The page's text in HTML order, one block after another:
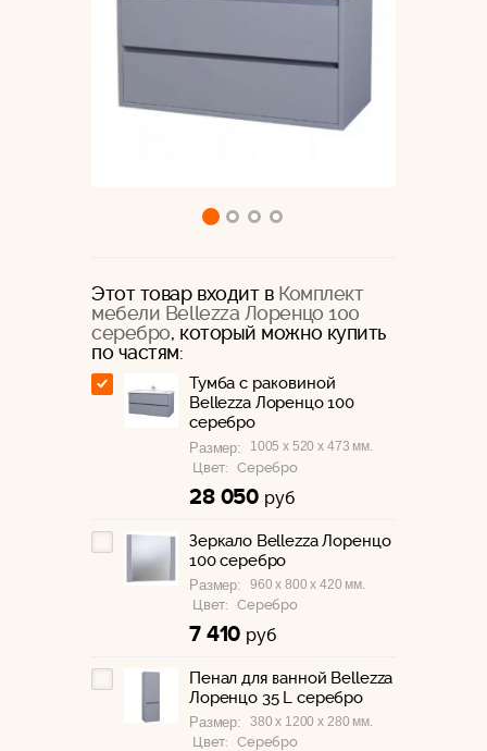
Этот товар входит в Комплект
мебели Bellezza Лоренцо 100
серебро, который можно купить
по частям:
Тумба с раковиной
Bellezza Лоренцо 100
серебро
Размер: 1005 x 520 x 473 мм.
Цвет: Серебро
28 050 руб
Зеркало Bellezza Лоренцо
100 серебро
Размер: 960 x 800 x 420 мм.
Цвет: Серебро
7 410 руб
Пенал для ванной Bellezza
Лоренцо 35 L серебро
Размер: 380 x 1200 x 280 мм.
Цвет: Серебро